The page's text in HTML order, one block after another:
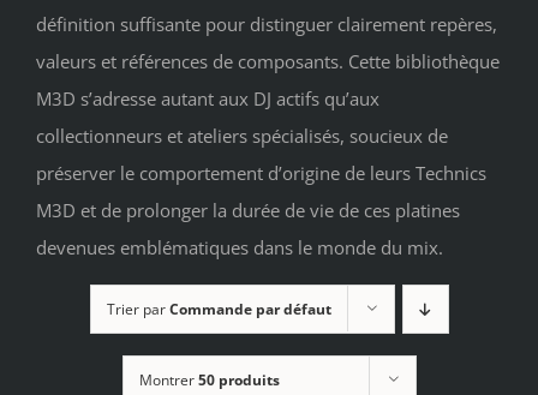
définition suffisante pour distinguer clairement repères,
valeurs et références de composants. Cette bibliothèque
M3D s’adresse autant aux DJ actifs qu’aux
collectionneurs et ateliers spécialisés, soucieux de
préserver le comportement d’origine de leurs Technics
M3D et de prolonger la durée de vie de ces platines
devenues emblématiques dans le monde du mix.
Trier parCommande par défaut
Montrer50 produits